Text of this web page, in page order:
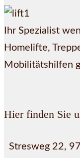
Ihr Spezialist
Homelifte,
Mobilitätshilfen
Hier finden Sie
Stresweg 22,